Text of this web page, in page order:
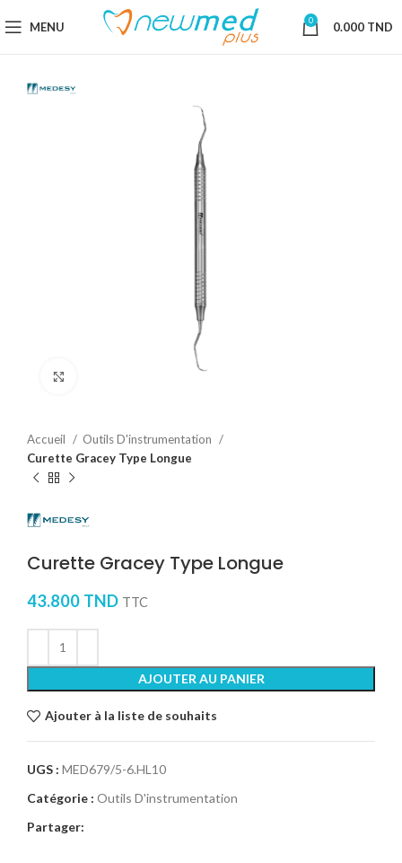
MENU 0 0.000 TND
Accueil
Outils D'instrumentation
Curette Gracey Type Longue
Curette Gracey Type Longue
43.800 TND TTC
AJOUTER AU PANIER
Ajouter à la liste de souhaits
UGS : MED679/5-6.HL10
Catégorie : Outils D'instrumentation
Partager: